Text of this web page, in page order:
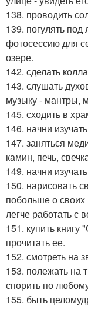
138. проводить
139. погулять
фотосессию для
озере.
142. сделать
143. слушать
музыку - мантры,
145. сходить в
146. начни
147. заняться
камин, печь,
149. начни
150. нарисовать
побольше о своих
легче работать с
151. купить
прочитать ее.
152. смотреть на
153. полежать на
спорить по
155. быть